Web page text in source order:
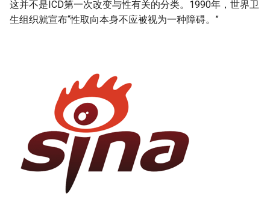
这并不是ICD第一次改变与性有关的分类。1990年，世界卫
生组织就宣布“性取向本身不应被视为一种障碍。”